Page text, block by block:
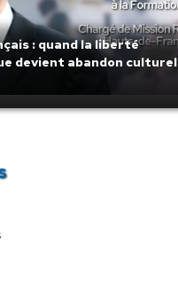
: quand la liberté
devient abandon culturel